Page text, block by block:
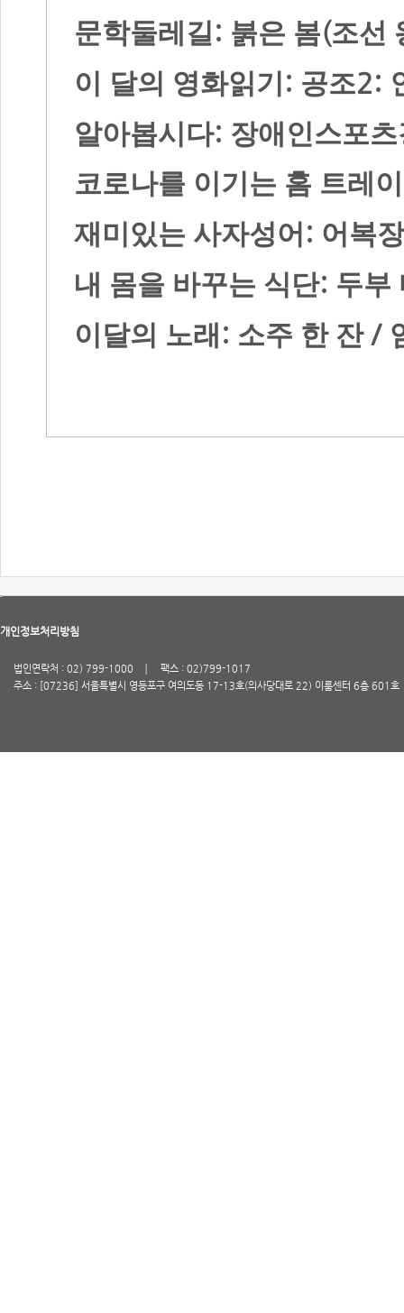
문학둘레길: 붉은 봄(조선
이 달의 영화읽기 : 공조2:
알아봅시다: 장애인스포
코로나를 이기는 홈 트레
재미있는 사자성어 : 어복
내 몸을 바꾸는 식단: 두부
이달의 노래 : 소주 한 잔 /
개인정보처리방침
법인연락처 : 02) 799-1000
팩스 : 02)799-1017
주소 : [07236] 서울특별시 영등포구 여의도동 17-13호(의사당대로 22) 이룸센터 6층 601호